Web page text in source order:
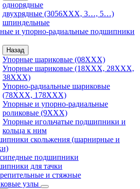
однорядные
двухрядные (3056ХХХ, 3…, 5…)
шпиндельные
и упорно-радиальные подшипники
Назад
Упорные шариковые (08XXX)
Упорные шариковые (18XXX, 28XXХ,
38ХХХ)
Упорно-радиальные шариковые
(78XXX, 178ХХХ)
Упорные и упорно-радиальные
роликовые (9ХХХ)
Упорные игольчатые подшипники и
кольца к ним
скольжения (шарнирные и
подшипники
для тачки
и стяжные
узлы